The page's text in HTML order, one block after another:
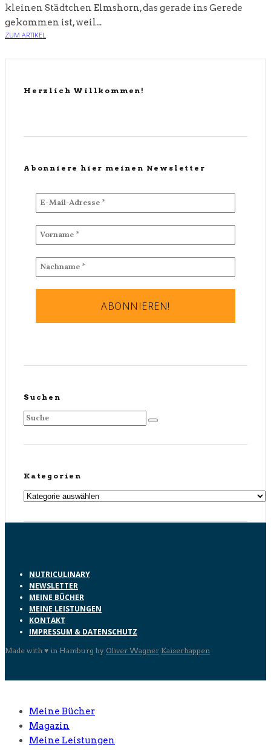
kleinen Städtchen Elmshorn, das gerade ins Gerede
gekommen ist, weil...
ZUM ARTIKEL
Herzlich Willkommen!
Abonniere hier meinen Newsletter
Suchen
Kategorien
Kategorien
NUTRICULINARY
NEWSLETTER
MEINE BÜCHER
MEINE LEISTUNGEN
KONTAKT
IMPRESSUM & DATENSCHUTZ
Made with ♥ in Hamburg by Oliver Wagner Kaiserhappen
Meine Bücher
Magazin
Meine Leistungen